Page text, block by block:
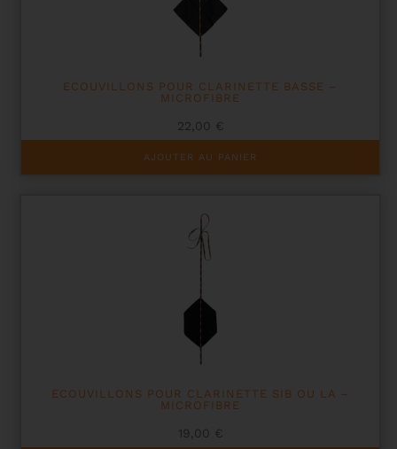
ECOUVILLONS POUR CLARINETTE BASSE –
MICROFIBRE
22,00 €
AJOUTER AU PANIER
ECOUVILLONS POUR CLARINETTE SIB OU LA –
MICROFIBRE
19,00 €